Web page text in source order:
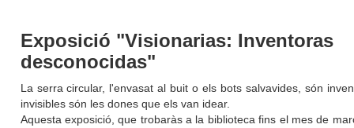
Exposició "Visionarias: Inventoras
desconocidas"
La serra circular, l'envasat al buit o els bots salvavides, són
invisibles són les dones que els van idear.
Aquesta exposició, que trobaràs a la biblioteca fins el mes de